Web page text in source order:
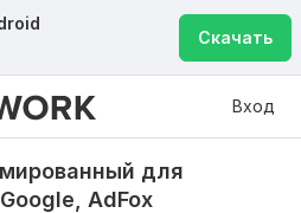
Скачать
Вход
для
AdFox